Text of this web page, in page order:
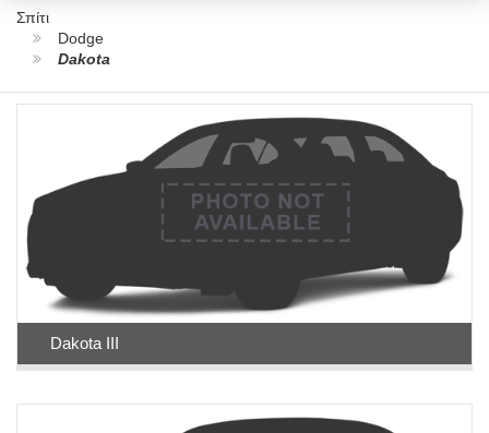
Σπίτι
Dodge
Dakota
Dakota III